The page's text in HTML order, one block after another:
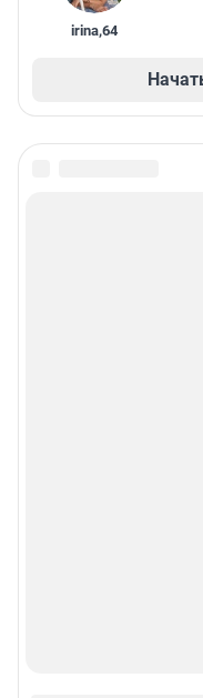
irina,64